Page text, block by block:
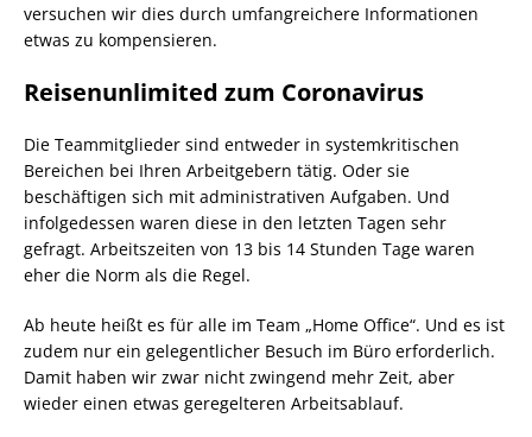
versuchen wir dies durch umfangreichere Informationen
etwas zu kompensieren.
Reisenunlimited zum Coronavirus
Die Teammitglieder sind entweder in systemkritischen
Bereichen bei Ihren Arbeitgebern tätig. Oder sie
beschäftigen sich mit administrativen Aufgaben. Und
infolgedessen waren diese in den letzten Tagen sehr
gefragt. Arbeitszeiten von 13 bis 14 Stunden Tage waren
eher die Norm als die Regel.
Ab heute heißt es für alle im Team „Home Office“. Und es ist
zudem nur ein gelegentlicher Besuch im Büro erforderlich.
Damit haben wir zwar nicht zwingend mehr Zeit, aber
wieder einen etwas geregelteren Arbeitsablauf.